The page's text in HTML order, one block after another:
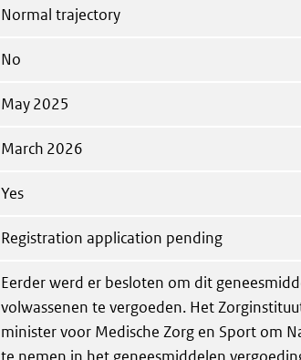
Normal trajectory
No
May 2025
March 2026
Yes
Registration application pending
Eerder werd er besloten om dit
volwassenen te vergoeden. Het
minister voor Medische Zorg en Sport om